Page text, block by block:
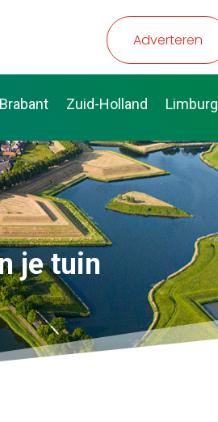
Adverteren
Zuid-Holland Limburg
je tuin